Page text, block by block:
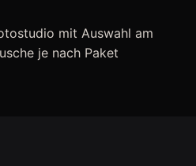
mit Auswahl am
je nach Paket